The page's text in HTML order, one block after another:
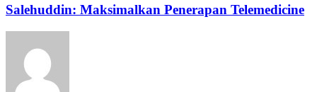
Salehuddin: Maksimalkan Penerapan Telemedicine